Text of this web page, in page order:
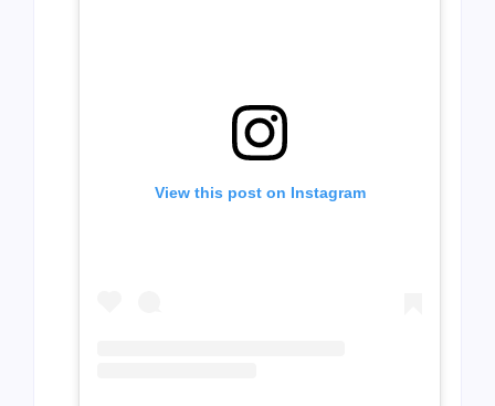
View this post on Instagram